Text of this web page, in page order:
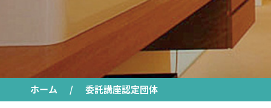
ホーム 委託講座認定団体